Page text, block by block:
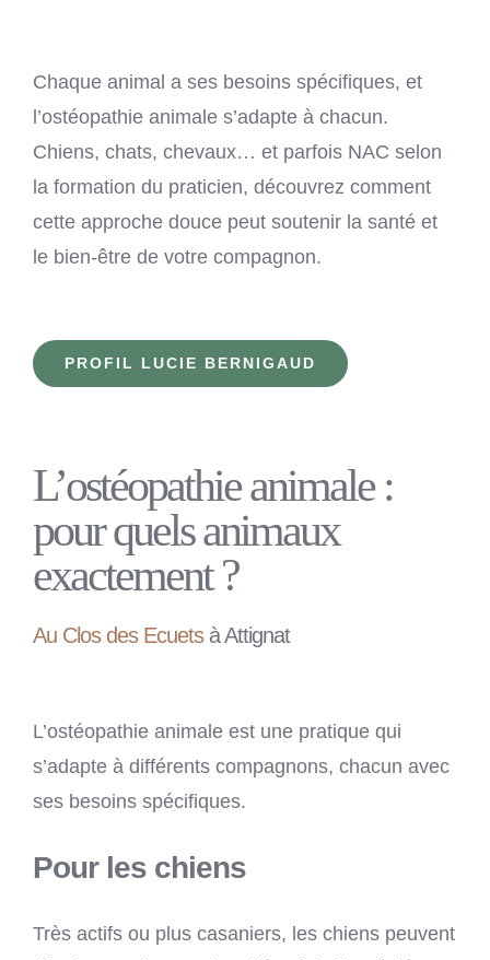
Chaque animal a ses besoins spécifiques, et
l’ostéopathie animale s’adapte à chacun.
Chiens, chats, chevaux… et parfois NAC selon
la formation du praticien, découvrez comment
cette approche douce peut soutenir la santé et
le bien-être de votre compagnon.
PROFIL LUCIE BERNIGAUD
L’ostéopathie animale :
pour quels animaux
exactement ?
Au Clos des Ecuetsà Attignat
L’ostéopathie animale est une pratique qui
s’adapte à différents compagnons, chacun avec
ses besoins spécifiques.
Pour les chiens
Très actifs ou plus casaniers, les chiens peuvent